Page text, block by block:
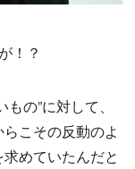
！？
の”に対して、
こその反動のよ
めていたんだと